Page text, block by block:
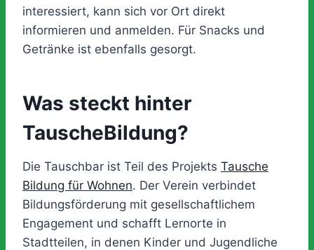
interessiert, kann sich vor Ort direkt
informieren und anmelden. Für Snacks und
Getränke ist ebenfalls gesorgt.
Was steckt hinter
TauscheBildung?
Die Tauschbar ist Teil des Projekts Tausche
Bildung für Wohnen. Der Verein verbindet
Bildungsförderung mit gesellschaftlichem
Engagement und schafft Lernorte in
Stadtteilen, in denen Kinder und Jugendliche